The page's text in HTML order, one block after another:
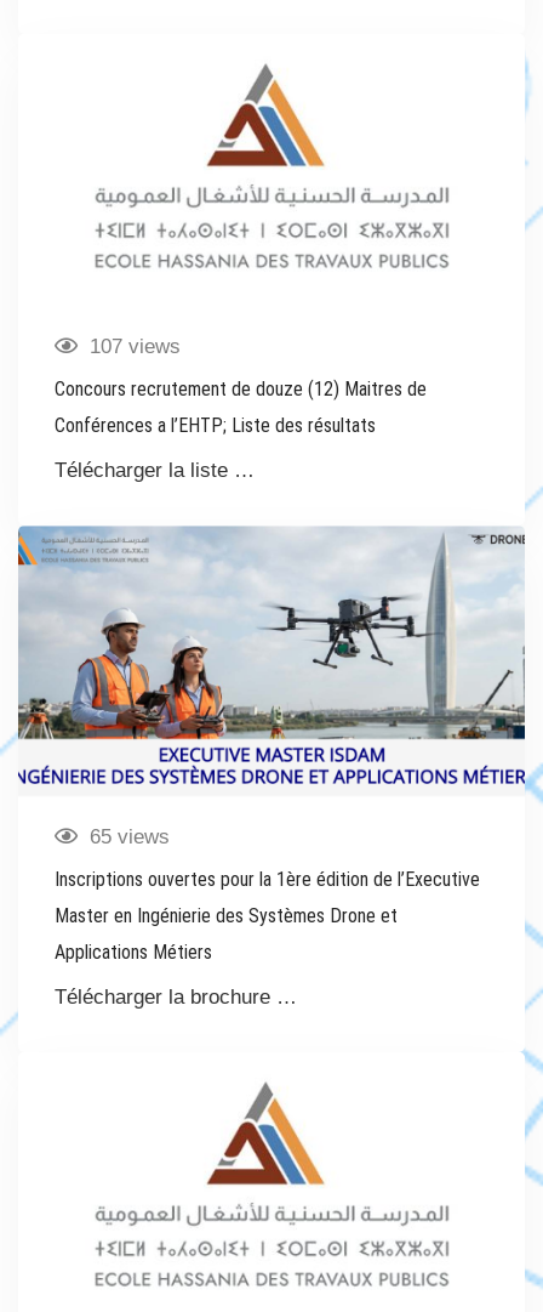
107 views
Concours recrutement de douze (12) Maitres de
Conférences a l’EHTP; Liste des résultats
Télécharger la liste …
65 views
Inscriptions ouvertes pour la 1ère édition de l’Executive
Master en Ingénierie des Systèmes Drone et
Applications Métiers
Télécharger la brochure …